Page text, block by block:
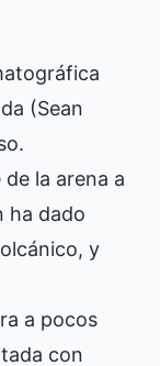
(Sean
la arena a
ha dado
y
a pocos
con